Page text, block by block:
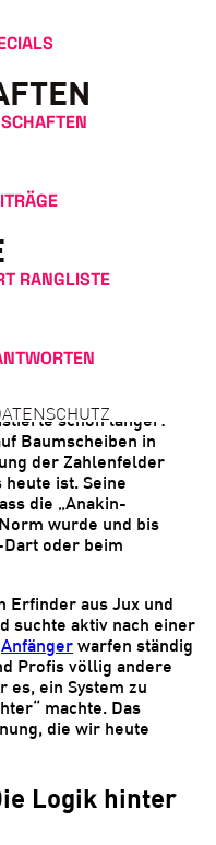
RANGLISTE
Von
zur
sie heute kennen,
schon länger:
Baumscheiben in
der Zahlenfelder
heute ist. Seine
die „Anakin-
wurde und bis
oder beim
Erfinder aus Jux und
suchte aktiv nach einer
Anfänger warfen ständig
Profis völlig andere
es, ein System zu
machte. Das
die wir heute
Logik hinter